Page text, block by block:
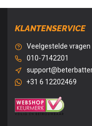
KLANTENSERVICE
Veelgestelde vragen
010-7142201
+31 6 12202469